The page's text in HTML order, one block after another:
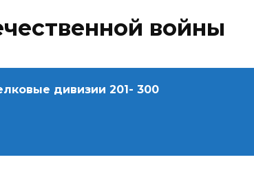
войны
дивизии 201- 300